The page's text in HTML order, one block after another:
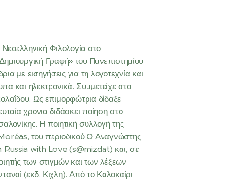
Φιλολογία στο
Γραφή» του Πανεπιστημίου
με εισηγήσεις για τη λογοτεχνία και
και ηλεκτρονικά. Συμμετείχε στο
Ως επιμορφώτρια δίδαξε
χρόνια διδάσκει ποίηση στο
Η ποιητική συλλογή της
του περιοδικού Ο Αναγνώστης
Russia with Love (s@mizdat) και, σε
των στιγμών και των λέξεων
(εκδ. Κιχλη). Από το Καλοκαίρι